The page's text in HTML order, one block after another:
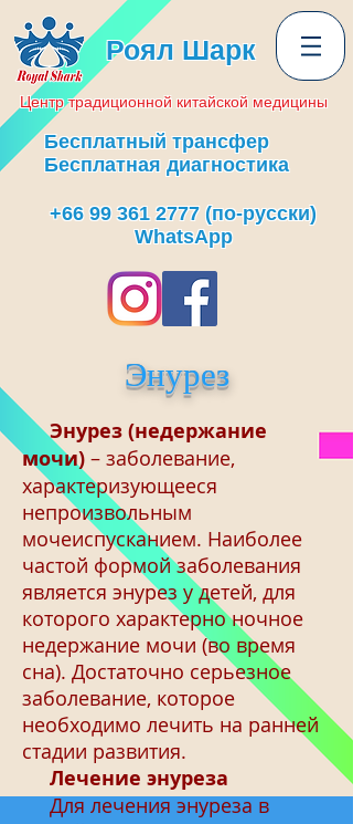
Роял Шарк
Центртрадиционной китайской медицины
Бесплатный трансфер
Бесплатная диагностика
+66 99 361 2777 (по-русски)
WhatsApp
Энурез
Энурез (недержание
мочи) – заболевание,
характеризующееся
непроизвольным
мочеиспусканием. Наиболее
частой формой заболевания
является энурез у детей, для
которого характерно ночное
недержание мочи (во время
сна). Достаточно серьезное
заболевание, которое
необходимо лечить на ранней
стадии развития.
Лечение энуреза
Для лечения энуреза в